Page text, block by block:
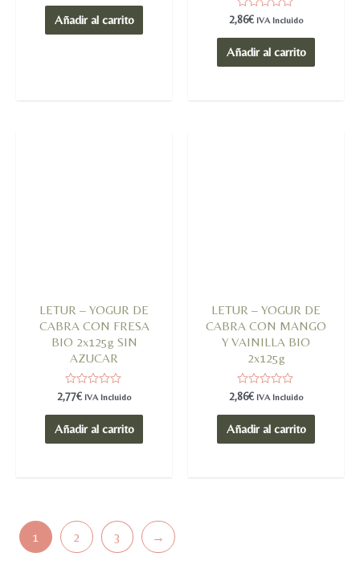
0
de
5
Añadir al carrito
Valorado
0
de
5
2,86€ IVA Incluido
Añadir al carrito
LETUR – YOGUR DE
CABRA CON FRESA
BIO 2x125g SIN
AZUCAR
Valorado
en
0
de
5
2,77€ IVA Incluido
Añadir al carrito
LETUR – YOGUR DE
CABRA CON MANGO
Y VAINILLA BIO
2x125g
Valorado
0
de
5
2,86€ IVA Incluido
Añadir al carrito
1 2 3 →